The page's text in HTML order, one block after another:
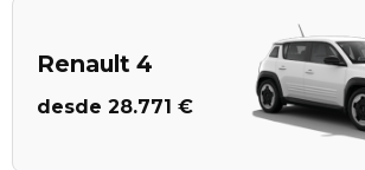
Renault 4
desde 28.771 €